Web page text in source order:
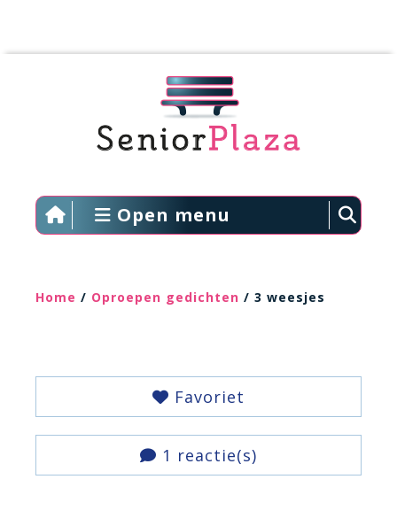
Open menu
Home / Oproepen gedichten / 3 weesjes
Favoriet
1 reactie(s)